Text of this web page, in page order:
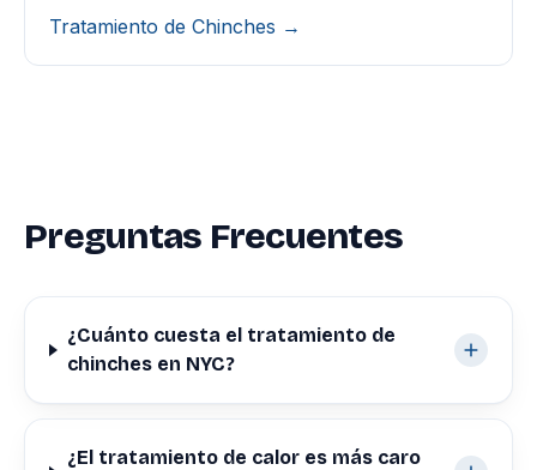
Tratamiento de Chinches →
Preguntas Frecuentes
¿Cuánto cuesta el tratamiento de
chinches en NYC?
¿El tratamiento de calor es más caro